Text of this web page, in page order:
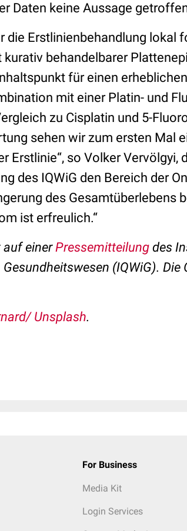
Daten keine Aussage
die Erstlinienbehandlung lokal
behandelbarer
für einen
mit einer Platin- und
zu Cisplatin und 5-
sehen wir zum ersten Mal
Erstlinie“, so Volker Vervölgyi,
des IQWiG den Bereich der
des Gesamtüberlebens
ist erfreulich.“
auf einerPressemitteilung des
(IQWiG).
Unsplash.
For Business
Media Kit
Login Services